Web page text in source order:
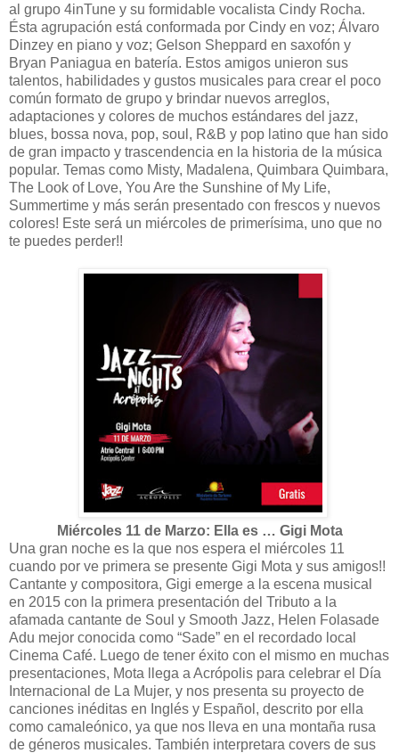
al grupo 4inTune y su formidable vocalista Cindy Rocha.
Ésta agrupación está conformada por Cindy en voz; Álvaro
Dinzey en piano y voz; Gelson Sheppard en saxofón y
Bryan Paniagua en batería. Estos amigos unieron sus
talentos, habilidades y gustos musicales para crear el poco
común formato de grupo y brindar nuevos arreglos,
adaptaciones y colores de muchos estándares del jazz,
blues, bossa nova, pop, soul, R&B y pop latino que han sido
de gran impacto y trascendencia en la historia de la música
popular. Temas como Misty, Madalena, Quimbara Quimbara,
The Look of Love, You Are the Sunshine of My Life,
Summertime y más serán presentado con frescos y nuevos
colores! Este será un miércoles de primerísima, uno que no
te puedes perder!!
Miércoles 11 de Marzo: Ella es … Gigi Mota
Una gran noche es la que nos espera el miércoles 11
cuando por ve primera se presente Gigi Mota y sus amigos!!
Cantante y compositora, Gigi emerge a la escena musical
en 2015 con la primera presentación del Tributo a la
afamada cantante de Soul y Smooth Jazz, Helen Folasade
Adu mejor conocida como “Sade” en el recordado local
Cinema Café. Luego de tener éxito con el mismo en muchas
presentaciones, Mota llega a Acrópolis para celebrar el Día
Internacional de La Mujer, y nos presenta su proyecto de
canciones inéditas en Inglés y Español, descrito por ella
como camaleónico, ya que nos lleva en una montaña rusa
de géneros musicales. También interpretara covers de sus